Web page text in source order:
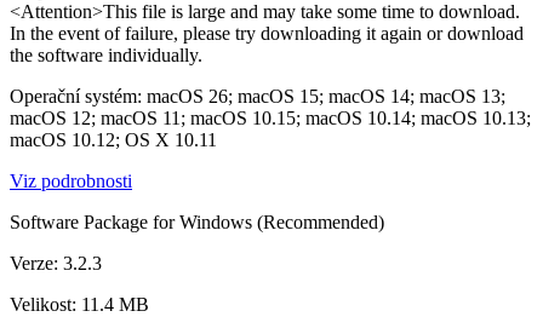
<Attention>This file is large and may take some time to download.
In the event of failure, please try downloading it again or download
the software individually.
Operační systém: macOS 26; macOS 15; macOS 14; macOS 13;
macOS 12; macOS 11; macOS 10.15; macOS 10.14; macOS 10.13;
macOS 10.12; OS X 10.11
Viz podrobnosti
Software Package for Windows (Recommended)
Verze: 3.2.3
Velikost: 11.4 MB